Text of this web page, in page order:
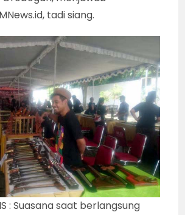
tadi siang.
: Suasana saat berlangsung